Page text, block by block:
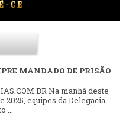
MANDADO DE PRISÃO
Na manhã deste
2025, equipes da Delegacia
...